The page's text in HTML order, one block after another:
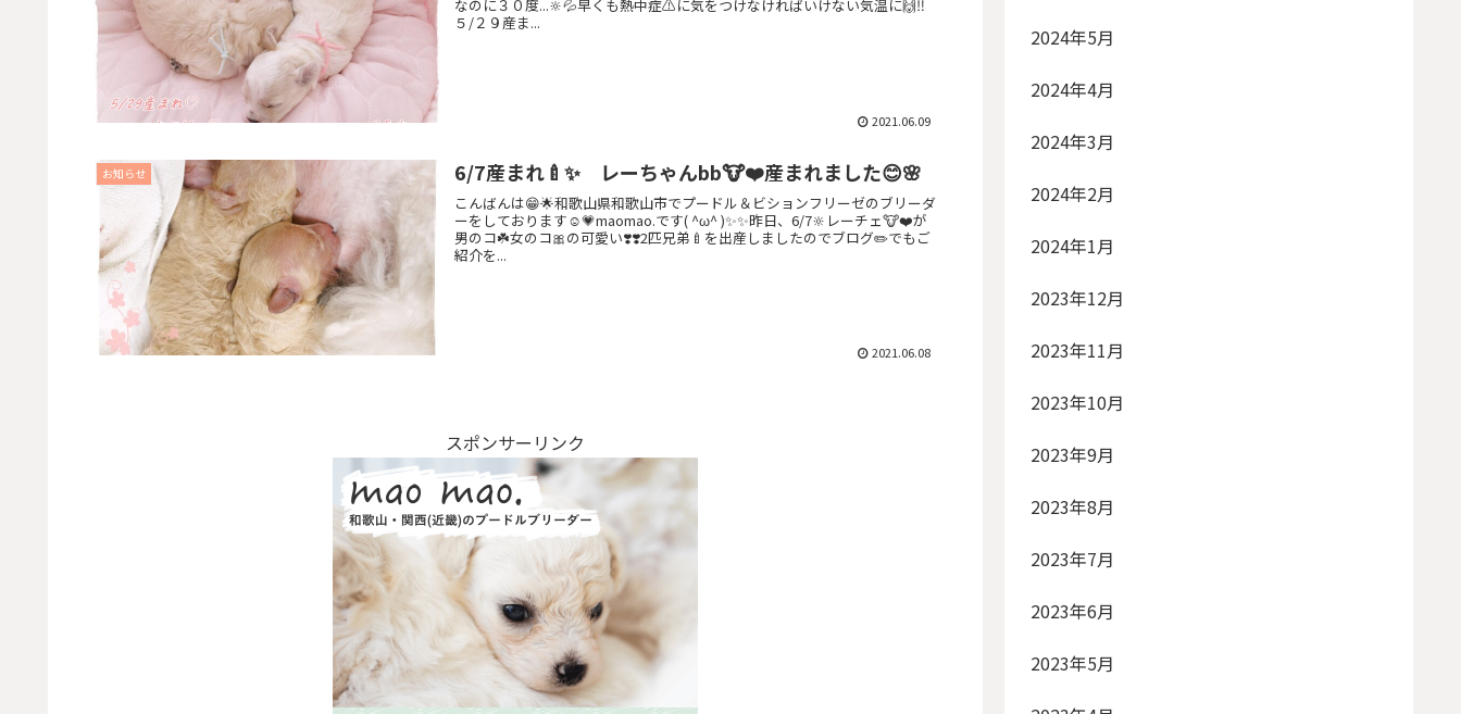
なのに３０度...🔆💦早くも熱中症⚠️に気をつけなければいけない気温に🙌‼️
５/２９産ま...
2021.06.09
お知らせ 6/7産まれ🍼✨ レーちゃんbb🐮❤️産まれました😊🌸
こんばんは😁🌟和歌山県和歌山市でプードル＆ビションフリーゼのブリーダ
ーをしております☺️💗maomao.です( ^ω^ )✨✨昨日、6/7🔆レーチェ🐮❤️が
男のコ☘️女のコ🎀の可愛い❣️❣️2匹兄弟🍼を出産しましたのでブログ✏️でもご
紹介を...
2021.06.08
スポンサーリンク
2024年5月
2024年4月
2024年3月
2024年2月
2024年1月
2023年12月
2023年11月
2023年10月
2023年9月
2023年8月
2023年7月
2023年6月
2023年5月